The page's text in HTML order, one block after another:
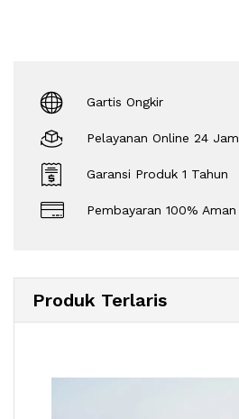
Gartis Ongkir
Pelayanan Online 24 Jam
Garansi Produk 1 Tahun
Pembayaran 100% Aman
Produk Terlaris